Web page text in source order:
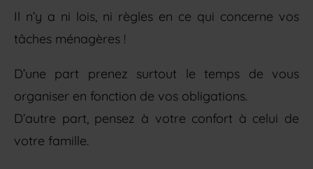
Il n’y a ni lois, ni règles en ce qui concerne vos
tâches ménagères !
D’une part prenez surtout le temps de vous
organiser en fonction de vos obligations.
D’autre part, pensez à votre confort à celui de
votre famille.